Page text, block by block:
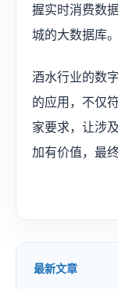
握实时消费数
城的大数据库。
酒水行业的数
的应用，不仅
家要求，让涉
加有价值，最
最新文章